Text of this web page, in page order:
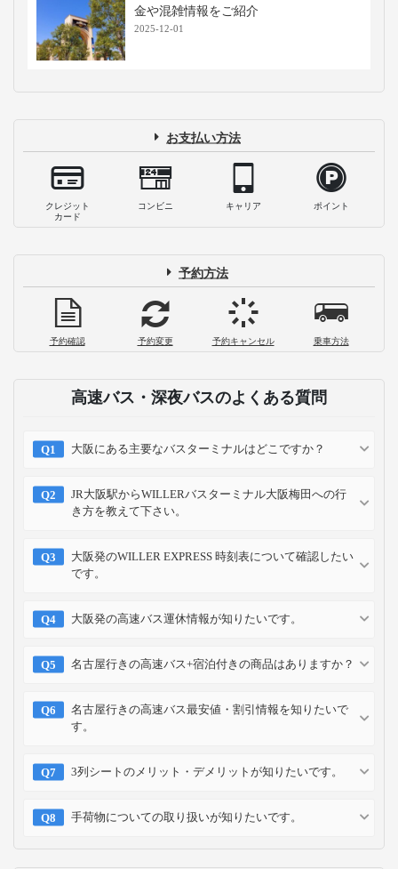
金や混雑情報をご紹介
2025-12-01
お支払い方法
クレジット
カード
コンビニ キャリア ポイント
予約方法
予約確認 予約変更 予約キャンセル 乗車方法
高速バス・深夜バスのよくある質問
大阪にある主要なバスターミナルはどこですか？
JR大阪駅からWILLERバスターミナル大阪梅田への行
き方を教えて下さい。
大阪発のWILLER EXPRESS 時刻表について確認したい
です。
大阪発の高速バス運休情報が知りたいです。
名古屋行きの高速バス+宿泊付きの商品はありますか？
名古屋行きの高速バス最安値・割引情報を知りたいで
す。
3列シートのメリット・デメリットが知りたいです。
手荷物についての取り扱いが知りたいです。